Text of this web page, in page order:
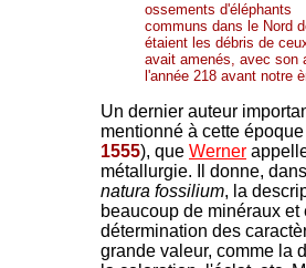
ossements d'éléphants
communs dans le Nord
étaient les débris de
avait amenés, avec son
l'année 218 avant notre
Un dernier auteur
mentionné à cette époque
1555), que Werner
métallurgie. Il donne,
natura fossilium, la
beaucoup de minéraux
détermination des
grande valeur, comme la